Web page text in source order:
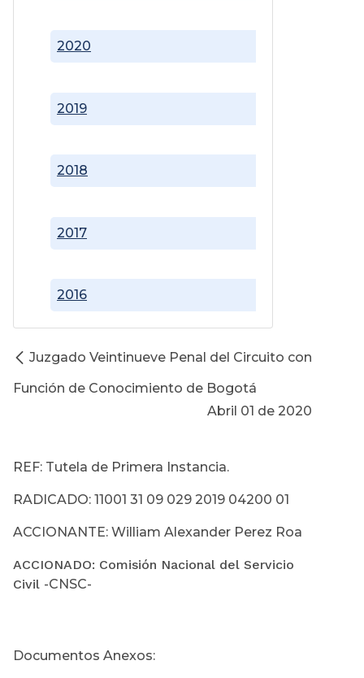
2016
2017
2018
2019
2020
Juzgado Veintinueve Penal del Circuito con
Función de Conocimiento de Bogotá
Abril 01 de 2020
REF: Tutela de Primera Instancia.
RADICADO: 11001 31 09 029 2019 04200 01
ACCIONANTE: William Alexander Perez Roa
ACCIONADO: Comisión Nacional del Servicio
Civil -CNSC-
Documentos Anexos: